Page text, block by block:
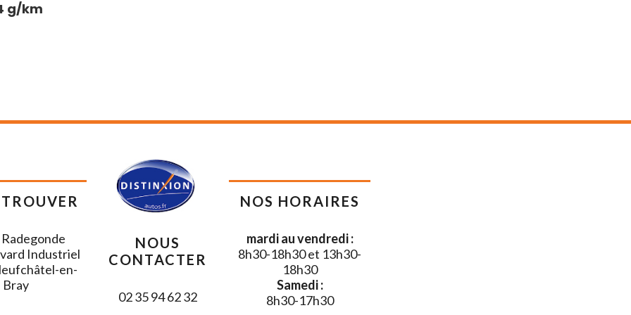
électrique des portes à distance
spécifique avec protections bas
et stickers latéraux avec motifs
de données d’événements (accident)
avec signature Dacia en Y
g/km
Industriel
en-
Bray
NOUS
CONTACTER
02 35 94 62 32
NOS HORAIRES
mardi au vendredi :
8h30-18h30 et 13h30-
18h30
Samedi :
8h30-17h30